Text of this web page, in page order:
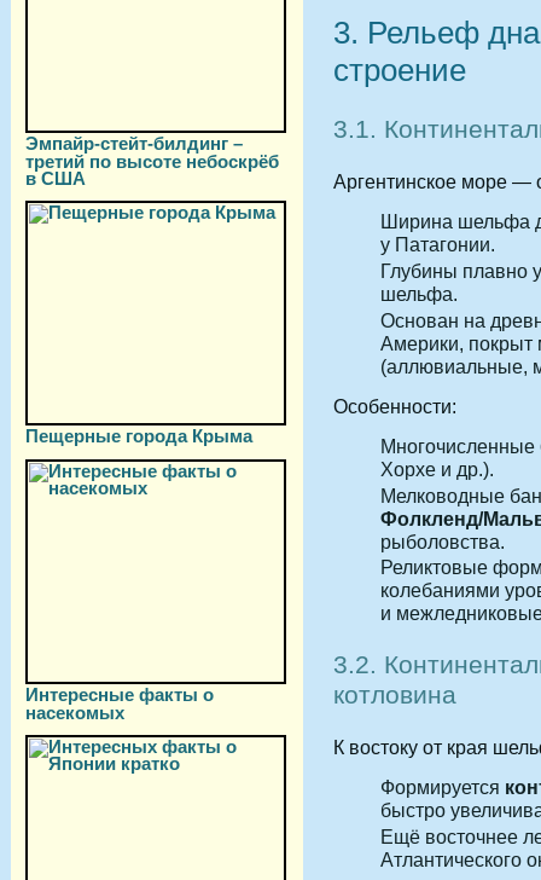
Эмпайр-стейт-билдинг –
третий по высоте небоскрёб
в США
Пещерные города Крыма
Интересные факты о
насекомых
3. Рельеф дна
строение
3.1.
Аргентинское море —
Ширина шельфа
у Патагонии.
Глубины плавно
шельфа.
Основан на
Америки,
(аллювиальные,
Особенности:
Многочисленные
Хорхе и др.).
Мелководные
Фолкленд/
рыболовства.
Реликтовые
колебаниями
и
3.2.
котловина
К востоку от края
Формируется
быстро
Ещё восточнее
Атлантического